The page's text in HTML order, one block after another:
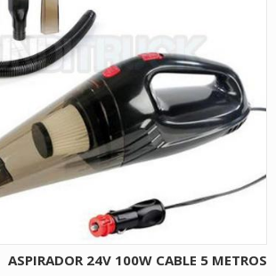
ASPIRADOR 24V 100W CABLE 5 METROS